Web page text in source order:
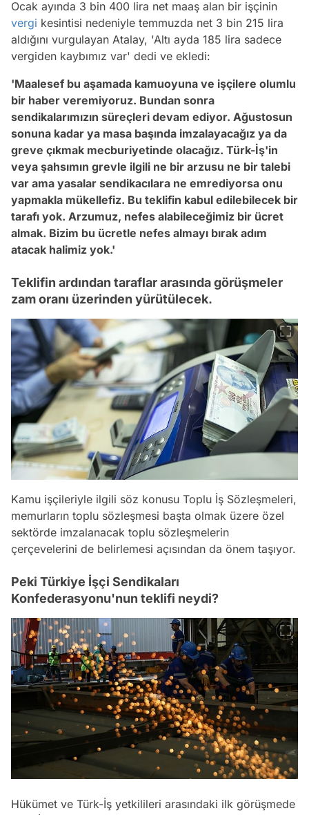
Ocak ayında 3 bin 400 lira net maaş alan bir işçinin
vergi kesintisi nedeniyle temmuzda net 3 bin 215 lira
aldığını vurgulayan Atalay, 'Altı ayda 185 lira sadece
vergiden kaybımız var' dedi ve ekledi:
'Maalesef bu aşamada kamuoyuna ve işçilere olumlu
bir haber veremiyoruz. Bundan sonra
sendikalarımızın süreçleri devam ediyor. Ağustosun
sonuna kadar ya masa başında imzalayacağız ya da
greve çıkmak mecburiyetinde olacağız. Türk-İş'in
veya şahsımın grevle ilgili ne bir arzusu ne bir talebi
var ama yasalar sendikacılara ne emrediyorsa onu
yapmakla mükellefiz. Bu teklifin kabul edilebilecek bir
tarafı yok. Arzumuz, nefes alabileceğimiz bir ücret
almak. Bizim bu ücretle nefes almayı bırak adım
atacak halimiz yok.'
Teklifin ardından taraflar arasında görüşmeler
zam oranı üzerinden yürütülecek.
Kamu işçileriyle ilgili söz konusu Toplu İş Sözleşmeleri,
memurların toplu sözleşmesi başta olmak üzere özel
sektörde imzalanacak toplu sözleşmelerin
çerçevelerini de belirlemesi açısından da önem taşıyor.
Peki Türkiye İşçi Sendikaları
Konfederasyonu'nun teklifi neydi?
Hükümet ve Türk-İş yetkilileri arasındaki ilk görüşmede